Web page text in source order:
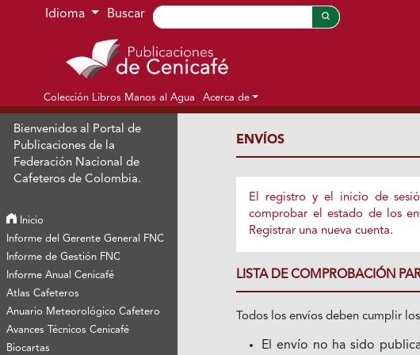
Ir al menú de navegación principal
Ir al contenido principal
Ir al pie de página del sitio
Idioma Buscar
Colección Libros Manos al Agua Acerca de
Bienvenidos al Portal de
Publicaciones de la
Federación Nacional de
Cafeteros de Colombia.
Inicio
Informe del Gerente General FNC
Informe de Gestión FNC
Informe Anual Cenicafé
Atlas Cafeteros
Anuario Meteorológico Cafetero
Avances Técnicos Cenicafé
Biocartas
ENVÍOS
El registro y el inicio de
comprobar el estado de los
Registrar una nueva cuenta.
LISTA DE COMPROBACIÓN
Todos los envíos deben cumplir
El envío no ha sido